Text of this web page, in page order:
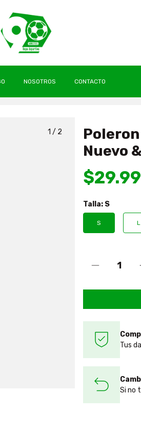
NOSOTROS
CONTACTO
1 / 2
Nuevo
Talla: S
S L
Tus
Si no